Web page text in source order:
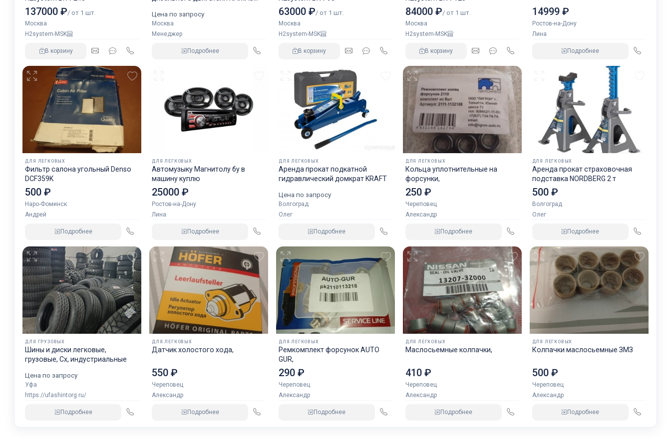
137000 ₽/ от 1 шт.
Москва
H2system-MSK
В корзину
Цена по запросу
Москва
Менеджер
Подробнее
63000 ₽/ от 1 шт.
Москва
H2system-MSK
В корзину
84000 ₽/ от 1 шт.
Москва
H2system-MSK
В корзину
14999 ₽
Ростов-на-Дону
Лина
Подробнее
ДЛЯ ЛЕГКОВЫХ
Фильтр салона угольный Denso
DCF359K
500 ₽
Наро-Фоминск
Андрей
Подробнее
ДЛЯ ЛЕГКОВЫХ
Автомузыку Магнитолу бу в
машину куплю
25000 ₽
Ростов-на-Дону
Лина
Подробнее
ДЛЯ ЛЕГКОВЫХ
Аренда прокат подкатной
гидравлический домкрат KRAFT
Цена по запросу
Волгоград
Олег
Подробнее
ДЛЯ ЛЕГКОВЫХ
Кольца уплотнительные на
форсунки,
250 ₽
Череповец
Александр
Подробнее
ДЛЯ ЛЕГКОВЫХ
Аренда прокат страховочная
подставка NORDBERG 2 т
500 ₽
Волгоград
Олег
Подробнее
ДЛЯ ГРУЗОВЫХ
Шины и диски легковые,
грузовые, Сх, индустриальные
Цена по запросу
Уфа
https://ufashintorg.ru/
Подробнее
ДЛЯ ЛЕГКОВЫХ
Датчик холостого хода,
550 ₽
Череповец
Александр
Подробнее
ДЛЯ ЛЕГКОВЫХ
Ремкомплект форсунок AUTO
GUR,
290 ₽
Череповец
Александр
Подробнее
ДЛЯ ЛЕГКОВЫХ
Маслосьемные колпачки,
410 ₽
Череповец
Александр
Подробнее
ДЛЯ ЛЕГКОВЫХ
Колпачки маслосьемные ЗМЗ
500 ₽
Череповец
Александр
Подробнее